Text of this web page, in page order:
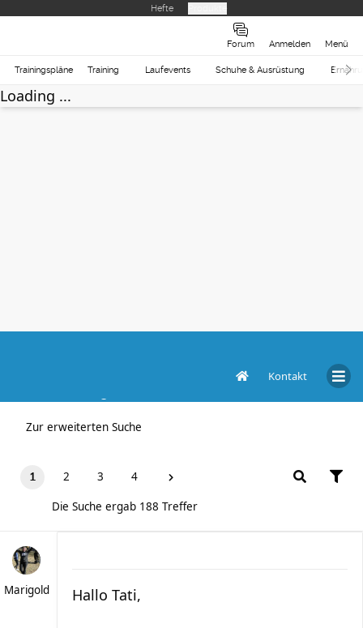
Hefte
Forum Anmelden Menü
Trainingspläne Training Laufevents Schuhe & Ausrüstung
Loading ...
Kontakt
Zur erweiterten Suche
1 2 3 4
Die Suche ergab 188 Treffer
Marigold Hallo Tati,